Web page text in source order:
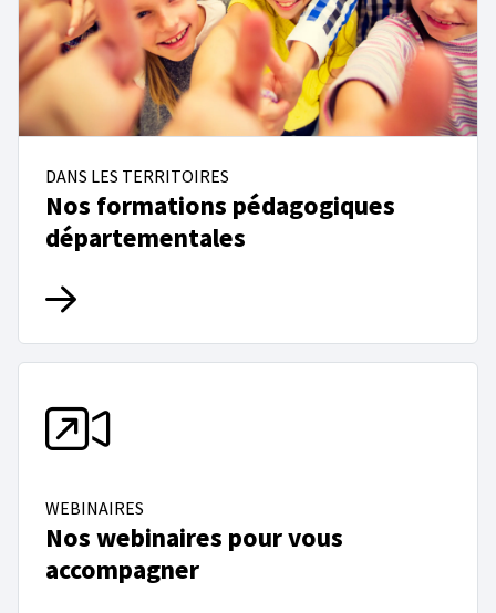
DANS LES TERRITOIRES
Nos formations pédagogiques
départementales
WEBINAIRES
Nos webinaires pour vous
accompagner